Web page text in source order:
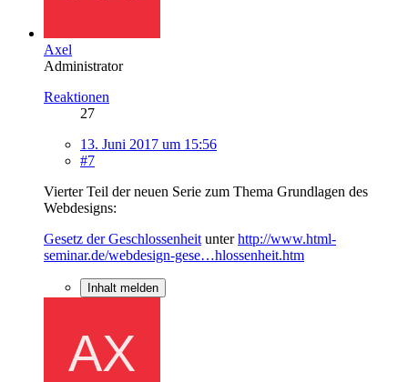
Axel
Administrator
Reaktionen
27
13. Juni 2017 um 15:56
#7
Vierter Teil der neuen Serie zum Thema Grundlagen des
Webdesigns:
Gesetz der Geschlossenheit unterhttp://www.html-
seminar.de/webdesign-gese…hlossenheit.htm
Inhalt melden